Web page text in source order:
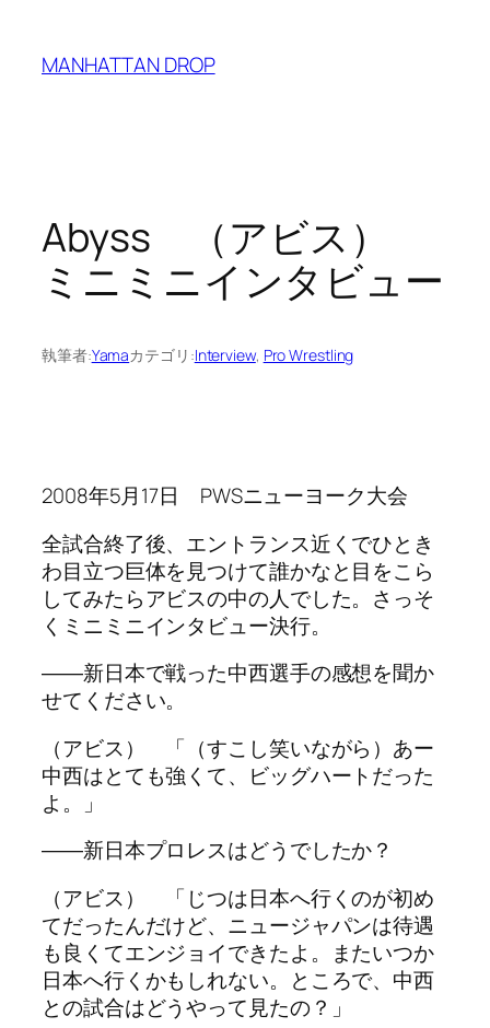
MANHATTAN DROP
Abyss （アビス）
ミニミニインタビュー
執筆者:Yamaカテゴリ:Interview, Pro Wrestling
2008年5月17日 PWSニューヨーク大会
全試合終了後、エントランス近くでひとき
わ目立つ巨体を見つけて誰かなと目をこら
してみたらアビスの中の人でした。さっそ
くミニミニインタビュー決行。
――新日本で戦った中西選手の感想を聞か
せてください。
（アビス） 「（すこし笑いながら）あー
中西はとても強くて、ビッグハートだった
よ。」
――新日本プロレスはどうでしたか？
（アビス） 「じつは日本へ行くのが初め
てだったんだけど、ニュージャパンは待遇
も良くてエンジョイできたよ。またいつか
日本へ行くかもしれない。ところで、中西
との試合はどうやって見たの？」